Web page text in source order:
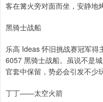
客在篝火旁对面而坐，安静地
黑骑士战船
乐高 Ideas 怀旧挑战赛冠军得
6057 黑骑士战船。虽说不是
官套中保留，势必会引发不少
丁丁——太空火箭